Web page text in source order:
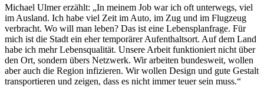
Michael Ulmer erzählt: „In meinem Job war ich oft unterwegs, viel
im Ausland. Ich habe viel Zeit im Auto, im Zug und im Flugzeug
verbracht. Wo will man leben? Das ist eine Lebensplanfrage. Für
mich ist die Stadt ein eher temporärer Aufenthaltsort. Auf dem Land
habe ich mehr Lebensqualität. Unsere Arbeit funktioniert nicht über
den Ort, sondern übers Netzwerk. Wir arbeiten bundesweit, wollen
aber auch die Region infizieren. Wir wollen Design und gute Gestalt
transportieren und zeigen, dass es nicht immer teuer sein muss.“